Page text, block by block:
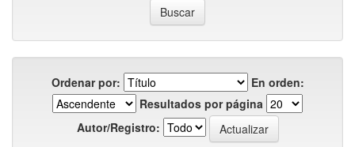
Ordenar por:
En orden:
Resultados por página
Autor/Registro: